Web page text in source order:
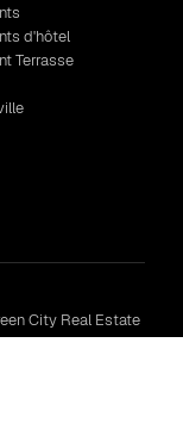
d'hôtel
Terrasse
City Real Estate